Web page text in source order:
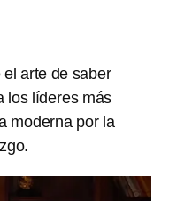
arte de saber
los líderes más
moderna por la